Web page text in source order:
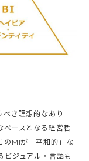
き理想的なあり
ベースとなる経営哲
のMIが「平和的」な
ビジュアル・言語も